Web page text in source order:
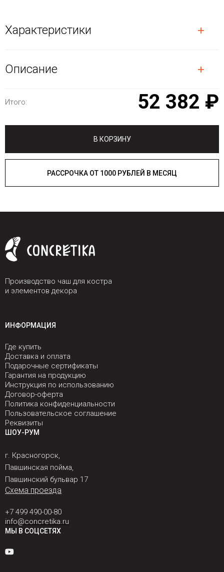
Характеристики
Описание
Итого: 52 382 ₽
В КОРЗИНУ
РАССРОЧКА ОТ 1000 РУБЛЕЙ В МЕСЯЦ
Производство чаш для костра
и элементов декора
ИНФОРМАЦИЯ
Где купить
Доставка и оплата
Подарочные сертификаты
Гарантия на продукцию
Инструкция по использованию
Договор-оферта
Политика конфиденциальности
Пользовательское соглашение
Реквизиты
ШОУ-РУМ
г. Красногорск,
Павшинская пойма,
Павшинский бульвар 17
Схема проезда
+7 499 490-00-80
info@concretika.ru
МЫ В СОЦСЕТЯХ